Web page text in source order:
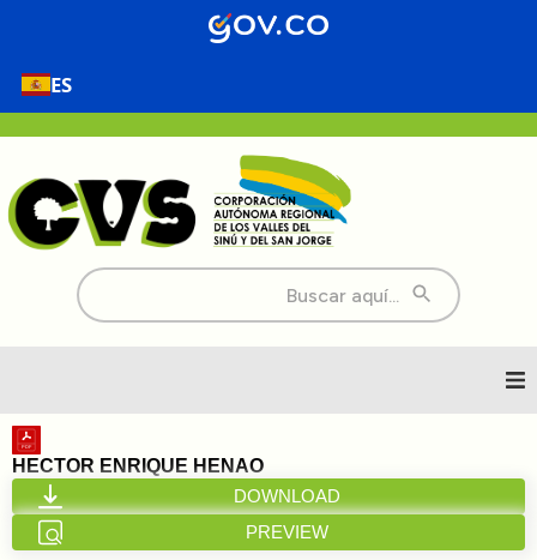
ES
Buscar:
Inicio
Nosotros
HECTOR ENRIQUE HENAO
DOWNLOAD
PREVIEW